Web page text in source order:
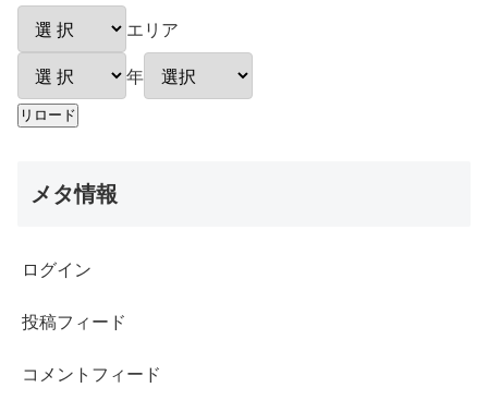
エリア
年
メタ情報
ログイン
投稿フィード
コメントフィード